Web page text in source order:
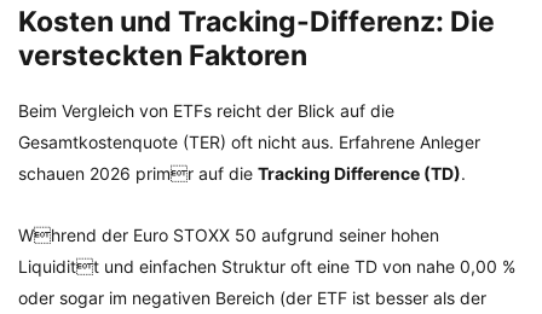
Kosten und Tracking-Differenz: Die
versteckten Faktoren
Beim Vergleich von ETFs reicht der Blick auf die
Gesamtkostenquote (TER) oft nicht aus. Erfahrene Anleger
schauen 2026 primr auf die Tracking Difference (TD).
Whrend der Euro STOXX 50 aufgrund seiner hohen
Liquiditt und einfachen Struktur oft eine TD von nahe 0,00 %
oder sogar im negativen Bereich (der ETF ist besser als der